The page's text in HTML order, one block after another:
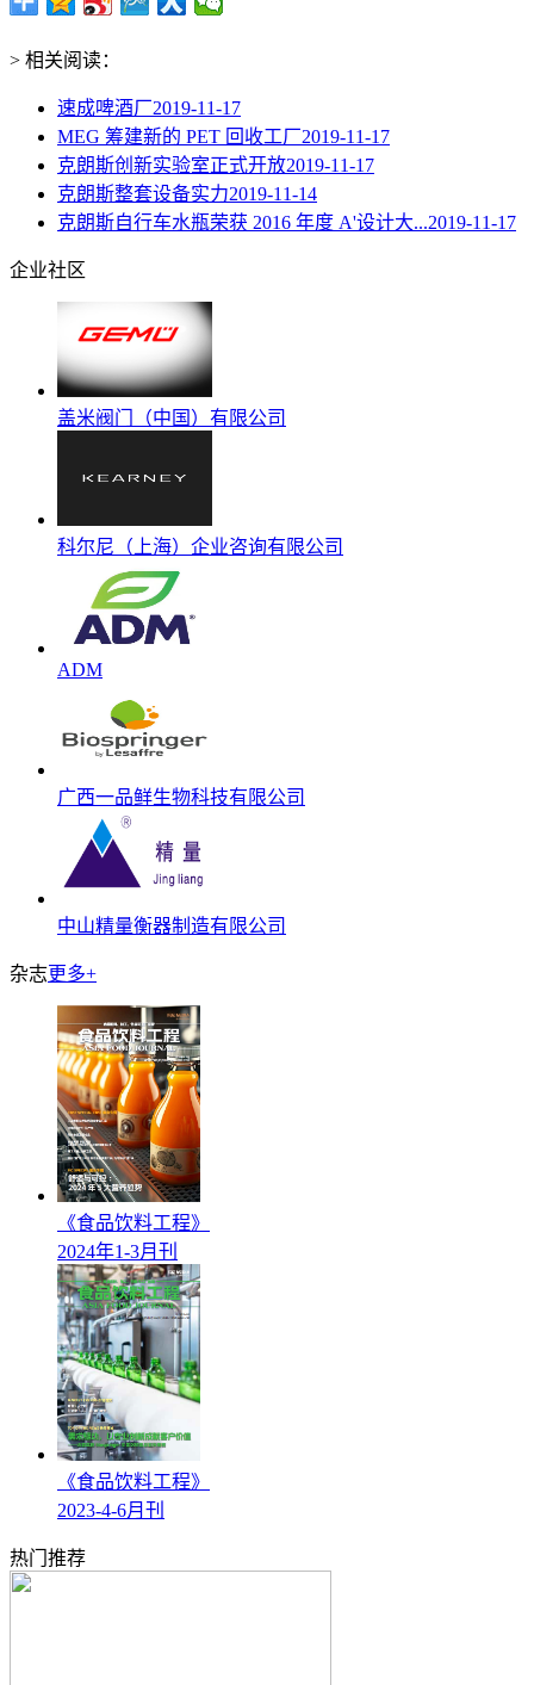
> 相关阅读：
速成啤酒厂2019-11-17
MEG 筹建新的 PET 回收工厂2019-11-17
克朗斯创新实验室正式开放2019-11-17
克朗斯整套设备实力2019-11-14
克朗斯自行车水瓶荣获 2016 年度 A'设计大...2019-11-17
企业社区
盖米阀门（中国）有限公司
科尔尼（上海）企业咨询有限公司
ADM
广西一品鲜生物科技有限公司
中山精量衡器制造有限公司
杂志更多+
《食品饮料工程》
2024年1-3月刊
《食品饮料工程》
2023-4-6月刊
热门推荐